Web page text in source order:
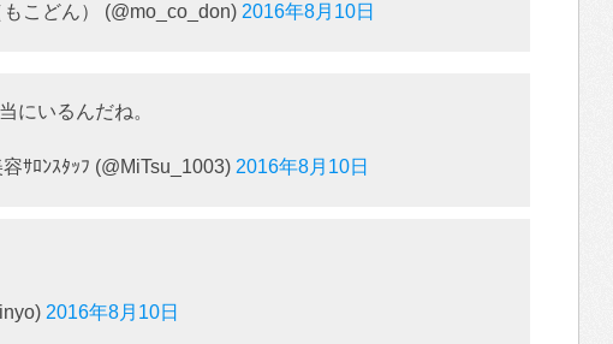
こどん） (@mo_co_don) 2016年8月10日
にいるんだね。
ｻﾛﾝｽﾀｯﾌ (@MiTsu_1003) 2016年8月10日
2016年8月10日